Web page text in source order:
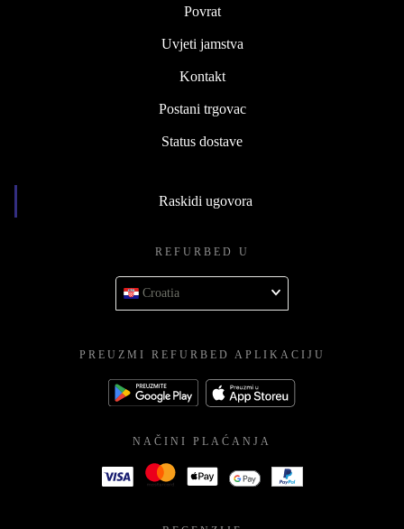
Povrat
Uvjeti jamstva
Kontakt
Postani trgovac
Status dostave
Raskidi ugovora
REFURBED U
Croatia
PREUZMI REFURBED APLIKACIJU
NAČINI PLAĆANJA